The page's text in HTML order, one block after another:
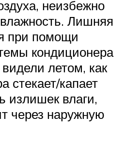
неизбежно
Лишняя
при помощи
кондиционера
летом, как
стекает/капает
излишек влаги,
через наружную